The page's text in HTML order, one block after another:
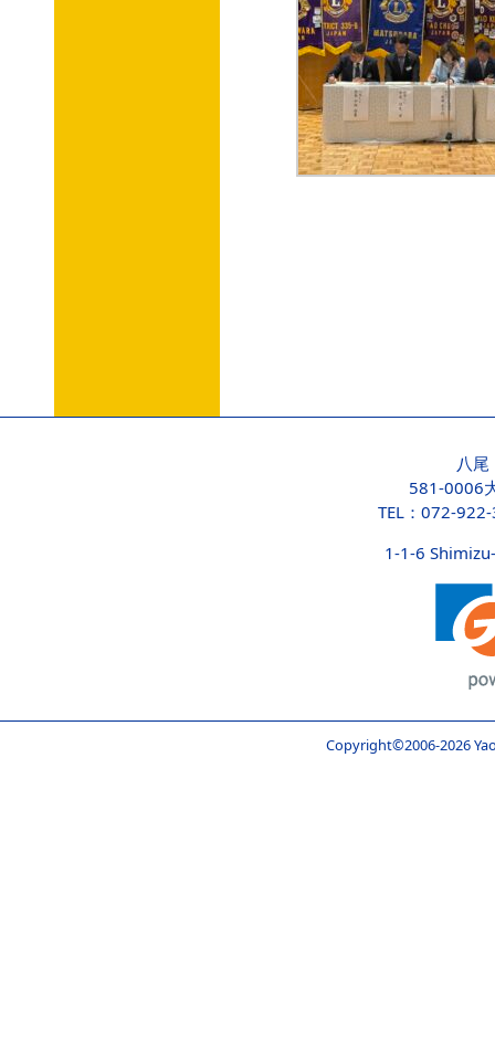
八
581-0006
TEL：072-
1-1-6
Copyright©2006-2026